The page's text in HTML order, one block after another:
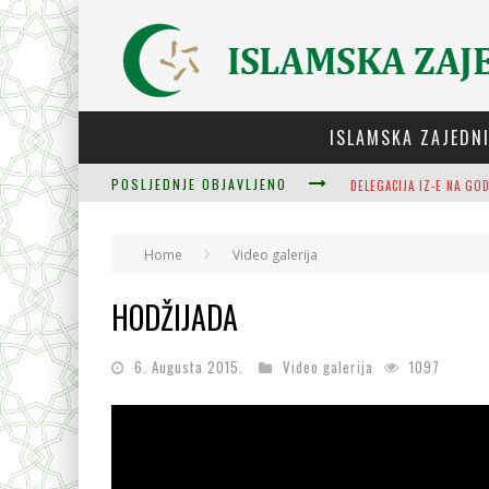
ISLAMSKA
POSLJEDNJE OBJAVLJENO
Home Video galerija
HODŽIJADA
6. Augusta 2015. Video galerija 1097